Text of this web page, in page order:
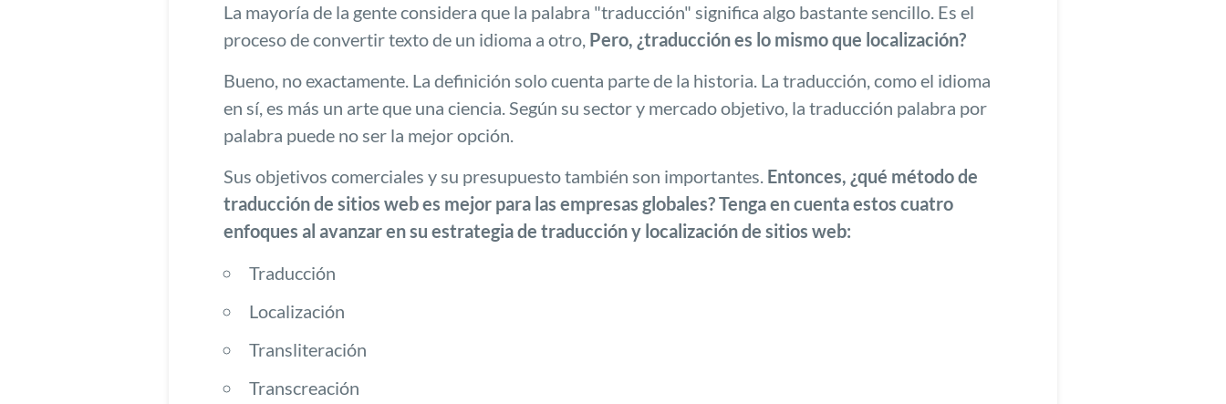
La mayoría de la gente considera que la palabra "traducción" significa algo bastante sencillo. Es el
proceso de convertir texto de un idioma a otro, Pero, ¿traducción es lo mismo que localización?
Bueno, no exactamente. La definición solo cuenta parte de la historia. La traducción, como el idioma
en sí, es más un arte que una ciencia. Según su sector y mercado objetivo, la traducción palabra por
palabra puede no ser la mejor opción.
Sus objetivos comerciales y su presupuesto también son importantes. Entonces, ¿qué método de
traducción de sitios web es mejor para las empresas globales? Tenga en cuenta estos cuatro
enfoques al avanzar en su estrategia de traducción y localización de sitios web:
Traducción
Localización
Transliteración
Transcreación